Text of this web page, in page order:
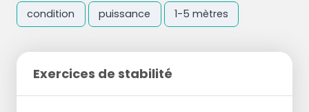
condition puissance 1-5 mètres
Exercices de stabilité